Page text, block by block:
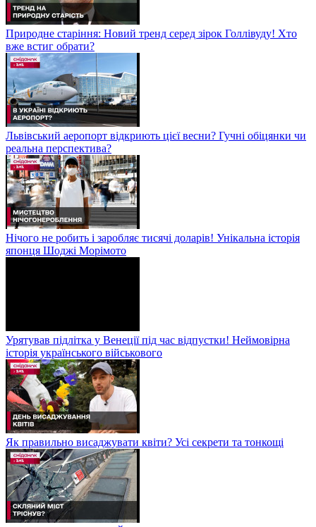
Природне старіння: Новий тренд серед зірок Голлівуду! Хто
вже встиг обрати?
Львівський аеропорт відкриють цієї весни? Гучні обіцянки чи
реальна перспектива?
Нічого не робить і заробляє тисячі доларів! Унікальна історія
японця Шоджі Морімото
Урятував підлітка у Венеції під час відпустки! Неймовірна
історія українського військового
Як правильно висаджувати квіти? Усі секрети та тонкощі